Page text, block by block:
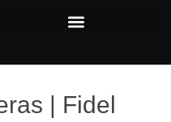
| Fidel